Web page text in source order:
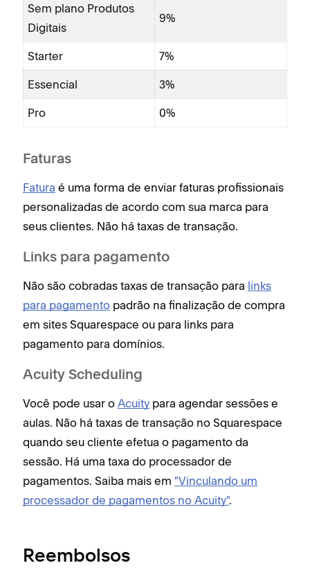
Sem plano Produtos
Digitais
9%
Starter 7%
Essencial 3%
Pro 0%
Faturas
Fatura é uma forma de enviar faturas profissionais
personalizadas de acordo com sua marca para
seus clientes. Não há taxas de transação.
Links para pagamento
Não são cobradas taxas de transação para links
para pagamento padrão na finalização de compra
em sites Squarespace ou para links para
pagamento para domínios.
Acuity Scheduling
Você pode usar o Acuity para agendar sessões e
aulas. Não há taxas de transação no Squarespace
quando seu cliente efetua o pagamento da
sessão. Há uma taxa do processador de
pagamentos. Saiba mais em "Vinculando um
processador de pagamentos no Acuity".
Reembolsos